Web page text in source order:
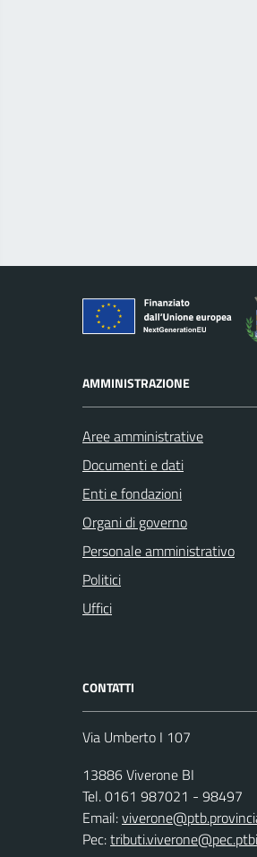
logo Unione Europea
AMMINISTRAZIONE
Aree amministrative
Documenti e dati
Enti e fondazioni
Organi di governo
Personale amministrativo
Politici
Uffici
CONTATTI
Via Umberto I 107
13886 Viverone BI
Tel. 0161 987021 - 98497
Email:
Pec: